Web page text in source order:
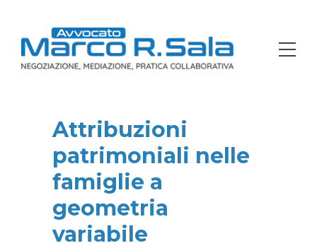
Attribuzioni
patrimoniali nelle
famiglie a
geometria
variabile